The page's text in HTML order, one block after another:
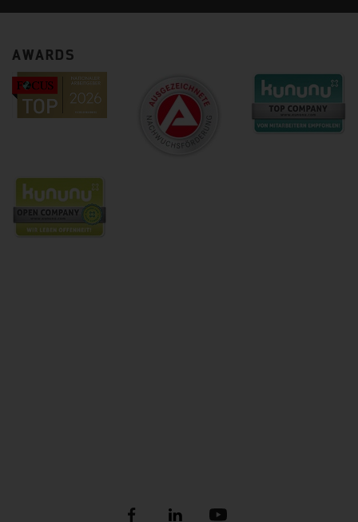
AWARDS